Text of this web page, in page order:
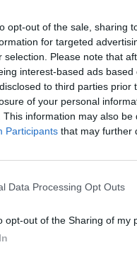
opt-out of the sale, sharing
for targeted
selection. Please note that
interest-based ads
to third parties
of your personal
This information may also
Participants that may further
Data Processing Opt Outs
opt-out of the Sharing of my